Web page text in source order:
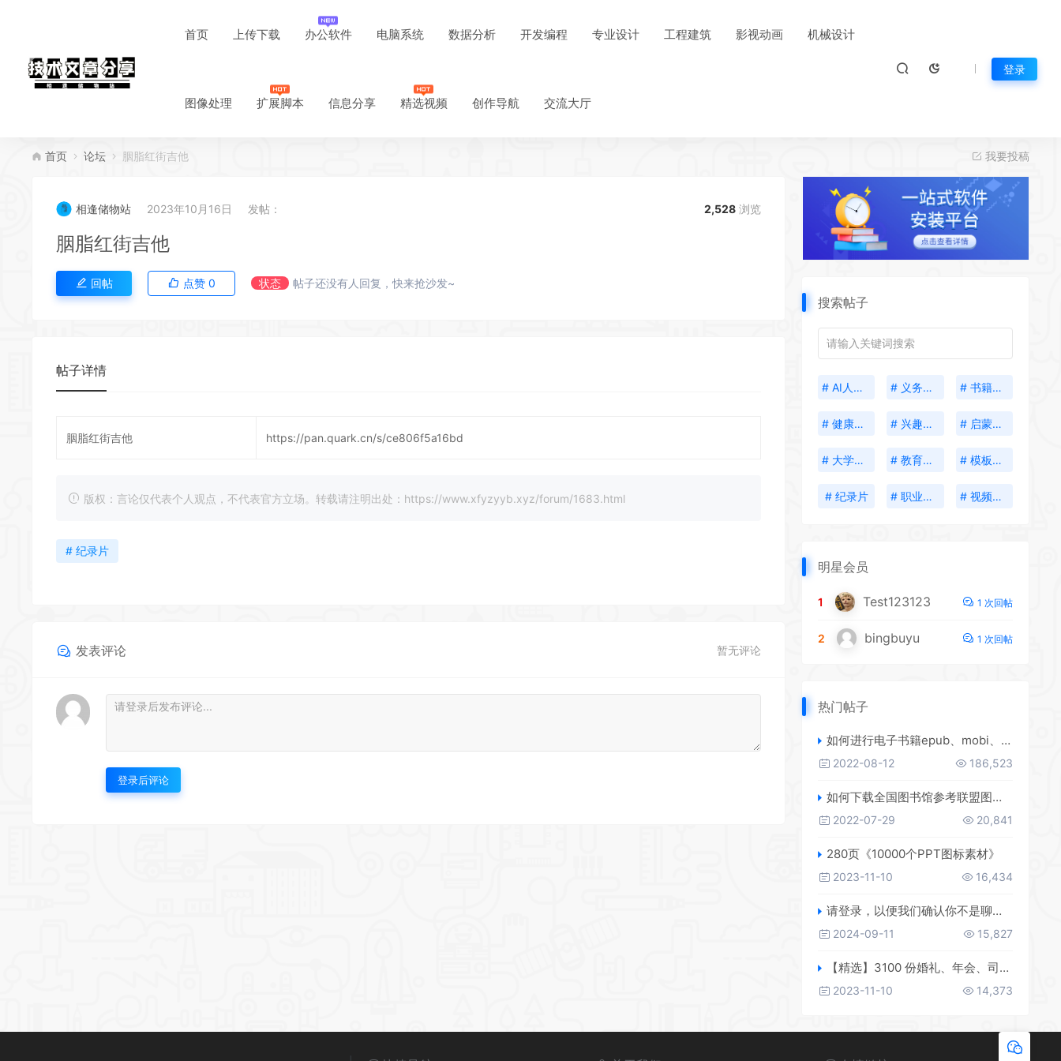
首页 上传下载 办公软件 电脑系统 数据分析 开发编程 专业设计 工程建筑 影视动画 机械设计
图像处理 扩展脚本 信息分享 精选视频 创作导航 交流大厅
登录
首页 论坛 胭脂红街吉他 我要投稿
相逢储物站 2023年10月16日 发帖： 2,528 浏览
胭脂红街吉他
回帖 点赞 0 状态 帖子还没有人回复，快来抢沙发~
帖子详情
胭脂红街吉他 https://pan.quark.cn/s/ce806f5a16bd
版权：言论仅代表个人观点，不代表官方立场。转载请注明出处：https://www.xfyzyyb.xyz/forum/1683.html
# 纪录片
发表评论 暂无评论
登录后评论
搜索帖子
# AI人工智能 # 义务教育 # 书籍分享
# 健康生活 # 兴趣培养 # 启蒙教育
# 大学资料 # 教育考试 # 模板插件
# 纪录片 # 职业发展 # 视频创作
明星会员
1 Test123123 1 次回帖
2 bingbuyu 1 次回帖
热门帖子
如何进行电子书籍epub、mobi、azw3格式互转，附海量电子书籍资源
2022-08-12 186,523
如何下载全国图书馆参考联盟图书？
2022-07-29 20,841
280页《10000个PPT图标素材》
2023-11-10 16,434
请登录，以便我们确认你不是聊天机器人
2024-09-11 15,827
【精选】3100 份婚礼、年会、司仪主持人、台词稿、节日生日、晚会、开场、开场白素材
2023-11-10 14,373